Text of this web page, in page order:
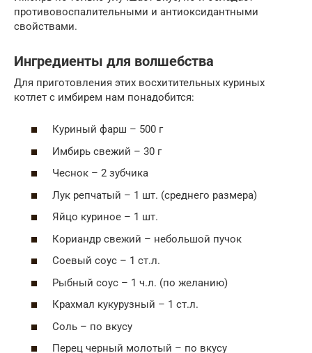
противовоспалительными и антиоксидантными
свойствами.
Ингредиенты для волшебства
Для приготовления этих восхитительных куриных
котлет с имбирем нам понадобится:
Куриный фарш – 500 г
Имбирь свежий – 30 г
Чеснок – 2 зубчика
Лук репчатый – 1 шт. (среднего размера)
Яйцо куриное – 1 шт.
Кориандр свежий – небольшой пучок
Соевый соус – 1 ст.л.
Рыбный соус – 1 ч.л. (по желанию)
Крахмал кукурузный – 1 ст.л.
Соль – по вкусу
Перец черный молотый – по вкусу